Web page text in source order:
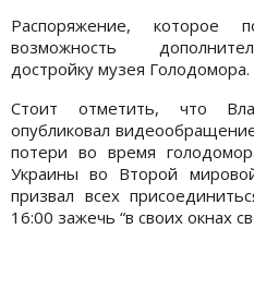
Распоряжение, которое
возможность
достройку музея Голодомора.
Стоит отметить, что
опубликовал
потери во время
Украины во Второй
призвал всех
16:00 зажечь “в своих окнах